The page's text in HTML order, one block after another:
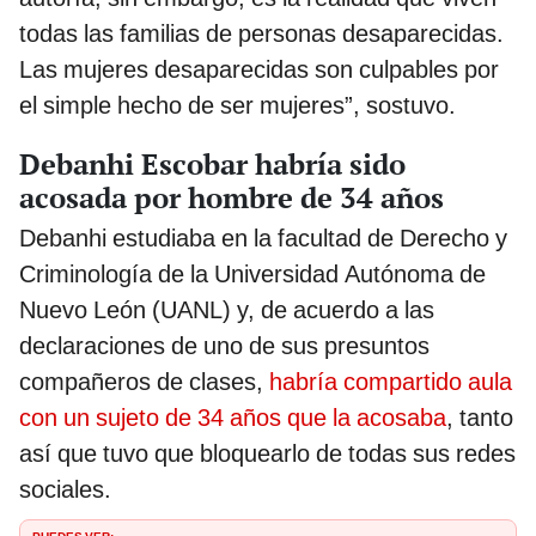
todas las familias de personas desaparecidas.
Las mujeres desaparecidas son culpables por
el simple hecho de ser mujeres”, sostuvo.
Debanhi Escobar habría sido
acosada por hombre de 34 años
Debanhi estudiaba en la facultad de Derecho y
Criminología de la Universidad Autónoma de
Nuevo León (UANL) y, de acuerdo a las
declaraciones de uno de sus presuntos
compañeros de clases, habría compartido aula
con un sujeto de 34 años que la acosaba, tanto
así que tuvo que bloquearlo de todas sus redes
sociales.